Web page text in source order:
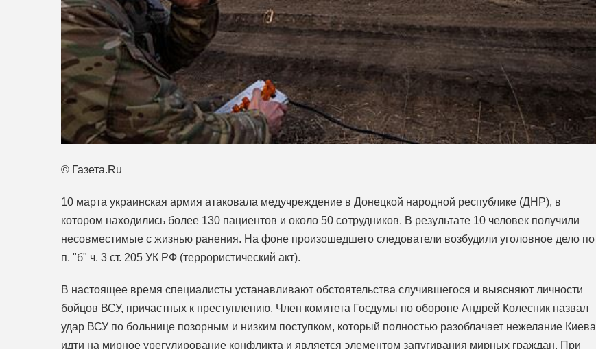
© Газета.Ru
10 марта украинская армия атаковала медучреждение в Донецкой народной республике (ДНР), в
котором находились более 130 пациентов и около 50 сотрудников. В результате 10 человек получили
несовместимые с жизнью ранения. На фоне произошедшего следователи возбудили уголовное дело по
п. "б" ч. 3 ст. 205 УК РФ (террористический акт).
В настоящее время специалисты устанавливают обстоятельства случившегося и выясняют личности
бойцов ВСУ, причастных к преступлению. Член комитета Госдумы по обороне Андрей Колесник назвал
удар ВСУ по больнице позорным и низким поступком, который полностью разоблачает нежелание Киева
идти на мирное урегулирование конфликта и является элементом запугивания мирных граждан. При